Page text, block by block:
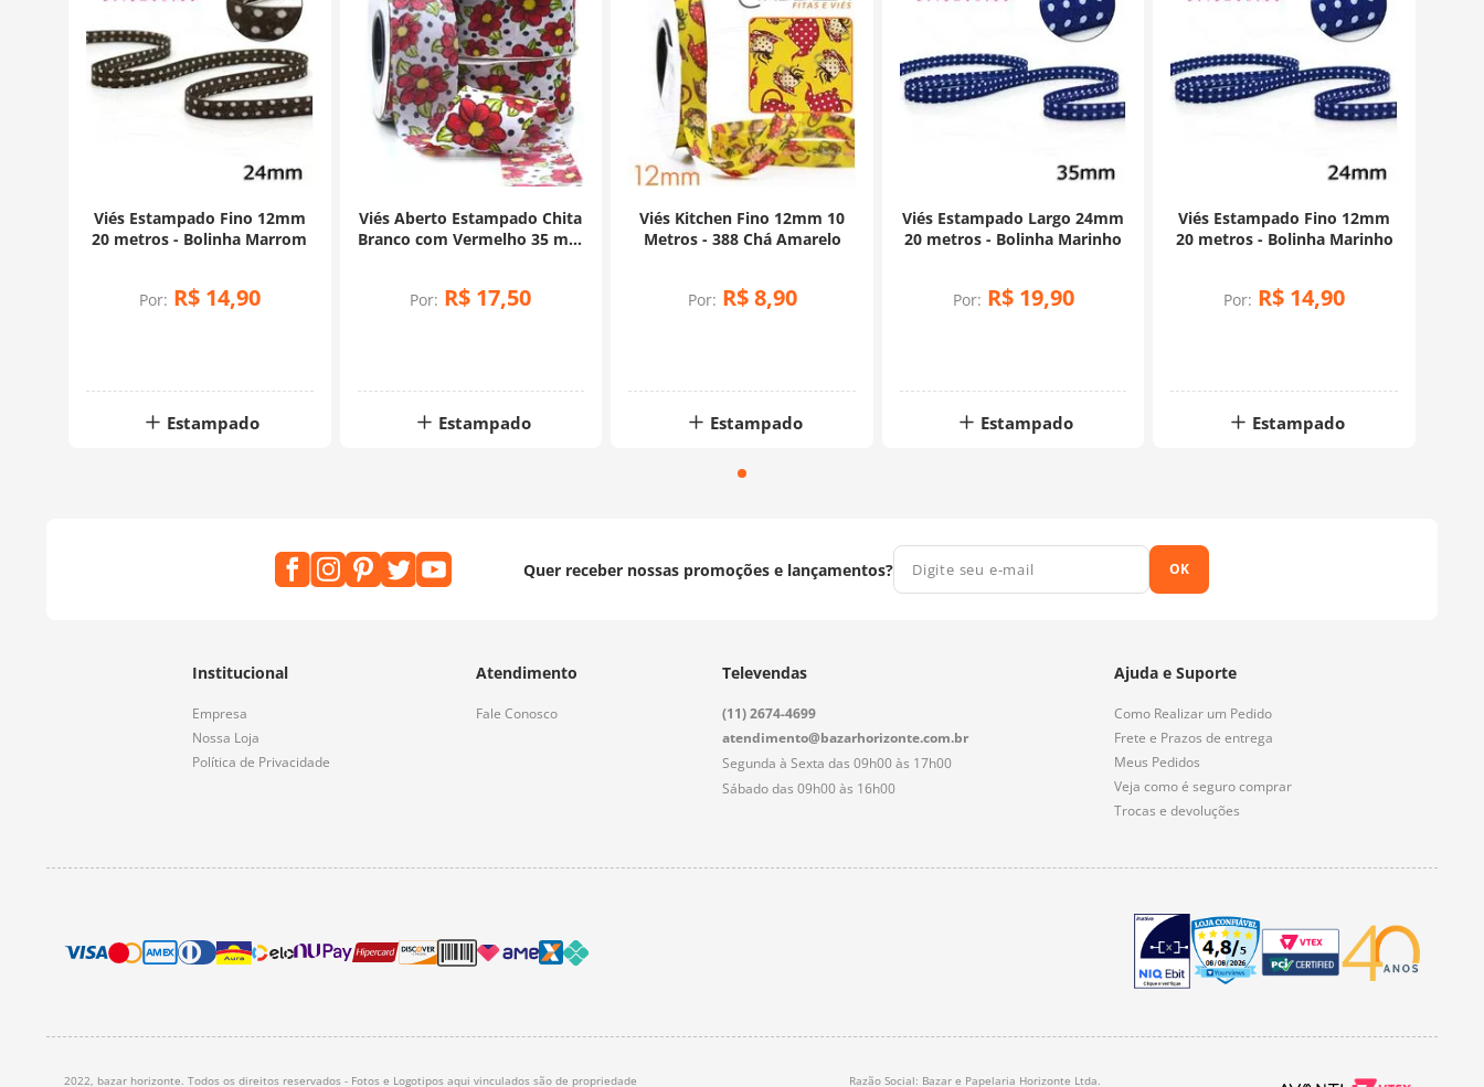
Viés Estampado Fino 12mm
20 metros - Bolinha Marrom
Por: R$ 14,90
Estampado
Viés Aberto Estampado Chita
Branco com Vermelho 35 mm
Por: R$ 17,50
Estampado
Viés Kitchen Fino 12mm 10
Metros - 388 Chá Amarelo
Por: R$ 8,90
Estampado
Viés Estampado Largo 24mm
20 metros - Bolinha Marinho
Por: R$ 19,90
Estampado
Viés Estampado Fino 12mm
20 metros - Bolinha Marinho
Por: R$ 14,90
Estampado
Quer receber nossas promoções e lançamentos? OK
Institucional
Empresa
Nossa Loja
Política de Privacidade
Atendimento
Fale Conosco
Televendas
(11) 2674-4699
atendimento@bazarhorizonte.com.br
Segunda à Sexta das 09h00 às 17h00
Sábado das 09h00 às 16h00
Ajuda e Suporte
Como Realizar um Pedido
Frete e Prazos de entrega
Meus Pedidos
Veja como é seguro comprar
Trocas e devoluções
2022, bazar horizonte. Todos os direitos reservados - Fotos e Logotipos aqui vinculados são de propriedade Razão Social: Bazar e Papelaria Horizonte Ltda.